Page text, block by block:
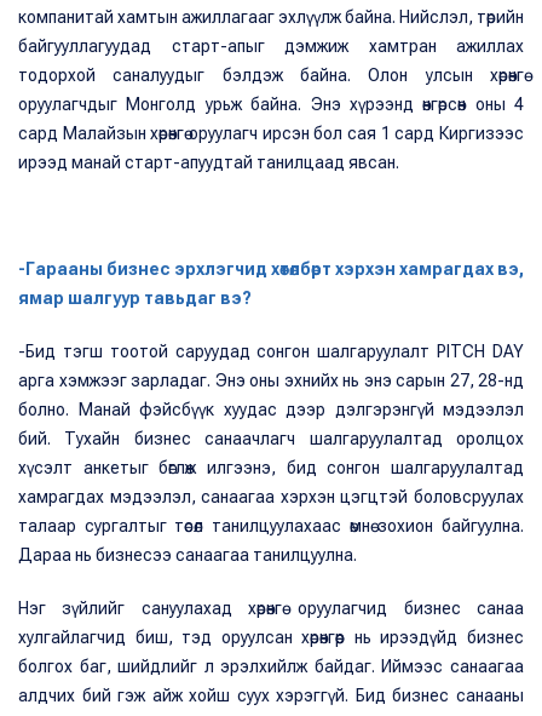
компанитай хамтын ажиллагааг эхлүүлж байна. Нийслэл, төрийн
байгууллагуудад старт-апыг дэмжиж хамтран ажиллах
тодорхой саналуудыг бэлдэж байна. Олон улсын хөрөнгө
оруулагчдыг Монголд урьж байна. Энэ хүрээнд өнгөрсөн оны 4
сард Малайзын хөрөнгө оруулагч ирсэн бол сая 1 сард Киргизээс
ирээд манай старт-апуудтай танилцаад явсан.
-Гарааны бизнес эрхлэгчид хөтөлбөрт хэрхэн хамрагдах вэ,
ямар шалгуур тавьдаг вэ?
-Бид тэгш тоотой саруудад сонгон шалгаруулалт PITCH DAY
арга хэмжээг зарладаг. Энэ оны эхнийх нь энэ сарын 27, 28-нд
болно. Манай фэйсбүүк хуудас дээр дэлгэрэнгүй мэдээлэл
бий. Тухайн бизнес санаачлагч шалгаруулалтад оролцох
хүсэлт анкетыг бөглөж илгээнэ, бид сонгон шалгаруулалтад
хамрагдах мэдээлэл, санаагаа хэрхэн цэгцтэй боловсруулах
талаар сургалтыг төсөл танилцуулахаас өмнө зохион байгуулна.
Дараа нь бизнесээ санаагаа танилцуулна.
Нэг зүйлийг сануулахад хөрөнгө оруулагчид бизнес санаа
хулгайлагчид биш, тэд оруулсан хөрөнгөөр нь ирээдүйд бизнес
болгох баг, шийдлийг л эрэлхийлж байдаг. Иймээс санаагаа
алдчих бий гэж айж хойш суух хэрэггүй. Бид бизнес санааны